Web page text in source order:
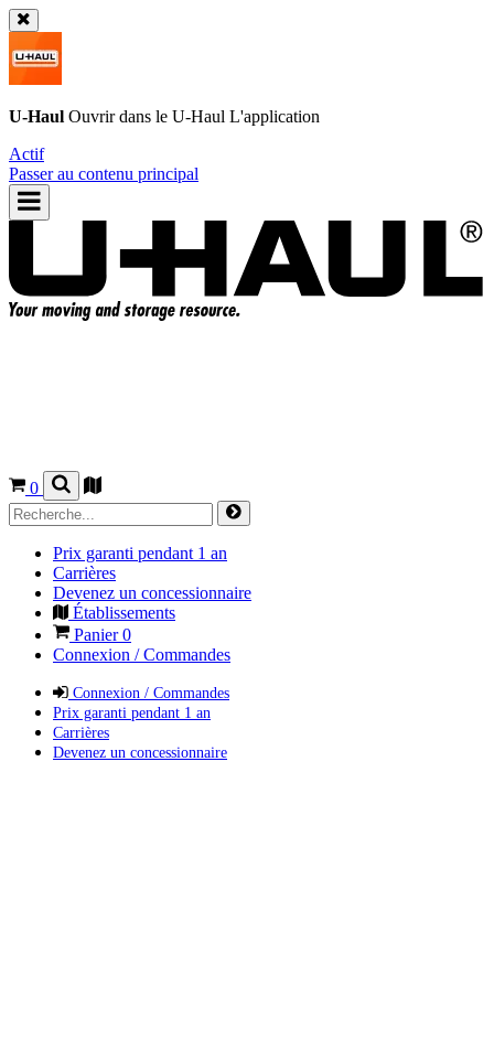
U-Haul Ouvrir dans le U-Haul L'application
Actif
Passer au contenu principal
0
Prix garanti pendant 1 an
Carrières
Devenez un concessionnaire
Établissements
Panier0
Connexion / Commandes
Connexion / Commandes
Prix garanti pendant 1 an
Carrières
Devenez un concessionnaire